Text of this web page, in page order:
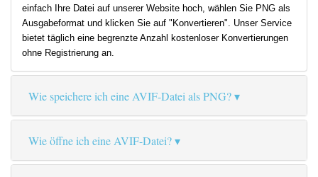
einfach Ihre Datei auf unserer Website hoch, wählen Sie PNG als
Ausgabeformat und klicken Sie auf "Konvertieren". Unser Service
bietet täglich eine begrenzte Anzahl kostenloser Konvertierungen
ohne Registrierung an.
Wie speichere ich eine AVIF-Datei als PNG?
Wie öffne ich eine AVIF-Datei?